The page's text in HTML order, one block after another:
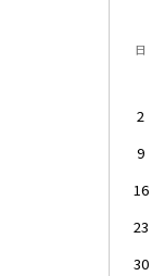
日
2
9
16
23
30